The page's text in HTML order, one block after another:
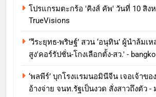
โปรแกรมตะกร้อ 'คิงส์ คัพ' วันที่ 10 สิง
TrueVisions
‘วีระยุทธ-พริษฐ์’ สวน ‘อนุทิน’ ผู้นำล้มเ
สูง'คอร์รัปชั่น-โกงเลือกตั้ง-สว.' -
‘พลพีร์’ บุกโรงแรมนอมินีจีน เจอเจ้าขอ
อ้างจ่าย จนท.รัฐเป็นงวด สั่งสาวถึงตัว